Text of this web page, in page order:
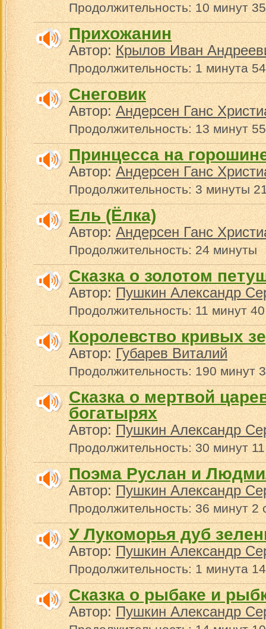
Продолжительность: 10 минут
Прихожанин
Автор:Крылов Иван
Продолжительность: 1 минута
Снеговик
Автор:Андерсен Ганс
Продолжительность: 13 минут
Принцесса на
Автор:Андерсен Ганс
Продолжительность: 3 минуты
Ель (Ёлка)
Автор:Андерсен Ганс
Продолжительность: 24 минуты
Сказка о золотом
Автор:Пушкин Александр
Продолжительность: 11 минут
Королевство кривых
Автор:Губарев Виталий
Продолжительность: 190 минут
Сказка о мертвой
богатырях
Автор:Пушкин Александр
Продолжительность: 30 минут
Поэма Руслан и
Автор:Пушкин Александр
Продолжительность: 36 минут 2
У Лукоморья дуб
Автор:Пушкин Александр
Продолжительность: 1 минута
Сказка о рыбаке и
Автор:Пушкин Александр